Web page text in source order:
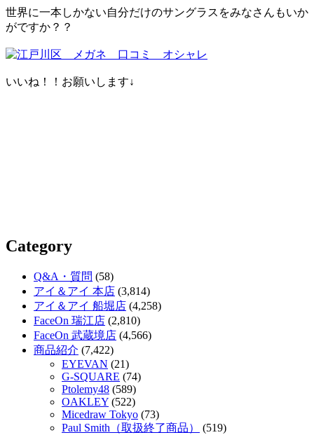
世界に一本しかない自分だけのサングラスをみなさんもいか
がですか？？
いいね！！お願いします↓
Category
Q&A・質問 (58)
アイ＆アイ 本店 (3,814)
アイ＆アイ 船堀店 (4,258)
FaceOn 瑞江店 (2,810)
FaceOn 武蔵境店 (4,566)
商品紹介 (7,422)
EYEVAN (21)
G-SQUARE (74)
Ptolemy48 (589)
OAKLEY (522)
Micedraw Tokyo (73)
Paul Smith（取扱終了商品）
(519)